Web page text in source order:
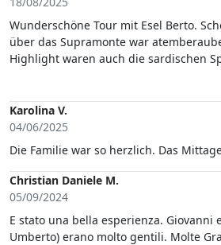
Wunderschöne Tour mit Esel Berto.
über das Supramonte war
Highlight waren auch die sardischen
Schäferhütte sowie der Besuch der
Karolina V.
04/06/2025
Die Familie war so herzlich. Das
Christian Daniele M.
05/09/2024
E stato una bella esperienza. Giovanni
Umberto) erano molto gentili. Molte